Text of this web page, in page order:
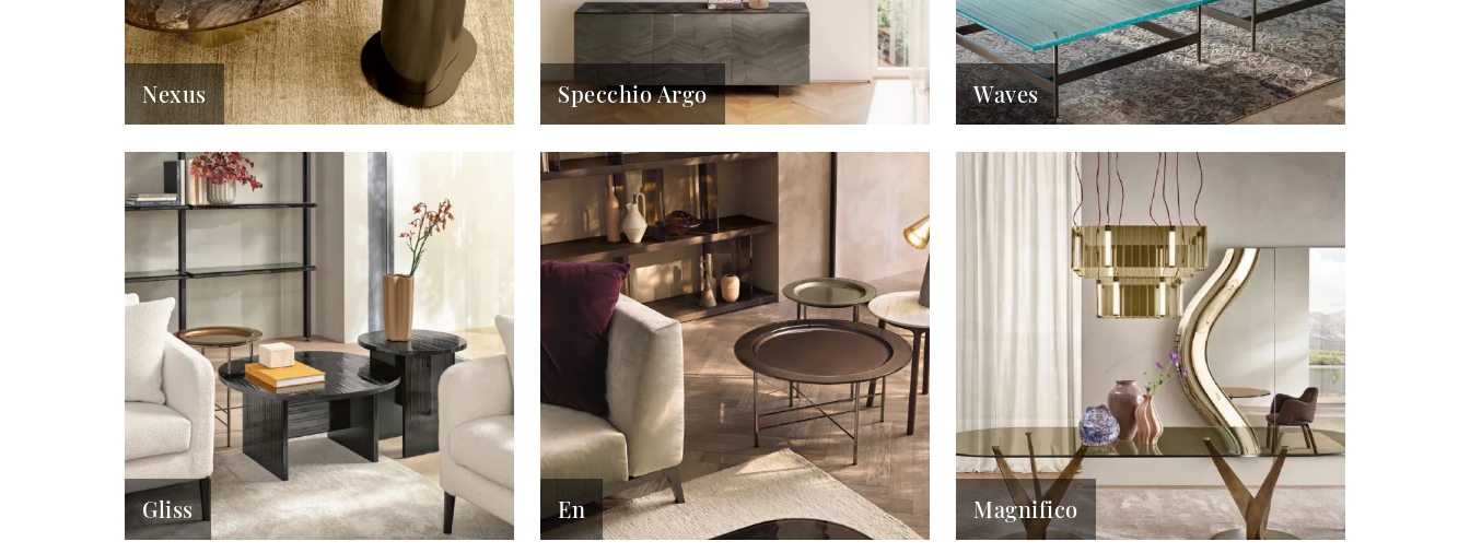
Nexus Specchio Argo Waves
Gliss En Magnifico